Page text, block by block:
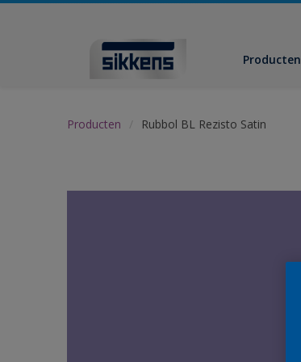
Producten
Producten Rubbol BL Rezisto Satin